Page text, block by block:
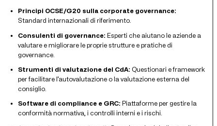
Principi OCSE/G20 sulla corporate governance:
Standard internazionali di riferimento.
Consulenti di governance: Esperti che aiutano le aziende a
valutare e migliorare le proprie strutture e pratiche di
governance.
Strumenti di valutazione del CdA: Questionari e framework
per facilitare l’autovalutazione o la valutazione esterna del
consiglio.
Software di compliance e GRC: Piattaforme per gestire la
conformità normativa, i controlli interni e i rischi.